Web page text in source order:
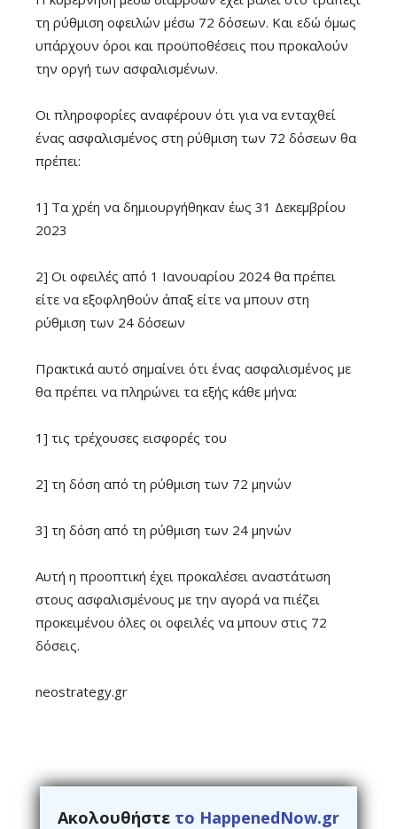
τη ρύθμιση οφειλών μέσω 72 δόσεων. Και εδώ όμως
υπάρχουν όροι και προϋποθέσεις που προκαλούν
την οργή των ασφαλισμένων.
Οι πληροφορίες αναφέρουν ότι για να ενταχθεί
ένας ασφαλισμένος στη ρύθμιση των 72 δόσεων θα
πρέπει:
1] Τα χρέη να δημιουργήθηκαν έως 31 Δεκεμβρίου
2023
2] Οι οφειλές από 1 Ιανουαρίου 2024 θα πρέπει
είτε να εξοφληθούν άπαξ είτε να μπουν στη
ρύθμιση των 24 δόσεων
Πρακτικά αυτό σημαίνει ότι ένας ασφαλισμένος με
θα πρέπει να πληρώνει τα εξής κάθε μήνα:
1] τις τρέχουσες εισφορές του
2] τη δόση από τη ρύθμιση των 72 μηνών
3] τη δόση από τη ρύθμιση των 24 μηνών
Αυτή η προοπτική έχει προκαλέσει αναστάτωση
στους ασφαλισμένους με την αγορά να πιέζει
προκειμένου όλες οι οφειλές να μπουν στις 72
δόσεις.
neostrategy.gr
Ακολουθήστε το HappenedNow.gr